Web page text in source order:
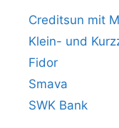
Creditsun mit
Klein- und
Fidor
Smava
SWK Bank